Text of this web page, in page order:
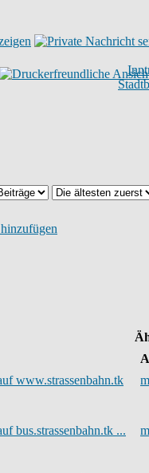
www.strassenbahn.tk
bus.strassenbahn.tk ...